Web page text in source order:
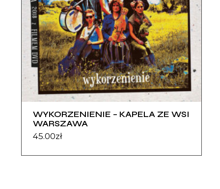
WYKORZENIENIE – KAPELA ZE WSI
WARSZAWA
45.00zł